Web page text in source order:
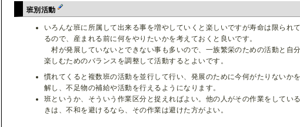
班別活動
いろんな班に所属して出来る事を増やしていくと楽しいですが寿命は限られ
るので、産まれる前に何をやりたいかを考えておくと良いです。
村が発展していないとできない事も多いので、一族繁栄のための活動と自
楽しむためのバランスを調整して活動するとよいです。
慣れてくると複数班の活動を並行して行い、発展のために今何がたりないか
解し、不足物の補給や活動を行えるようになります。
班というか、そういう作業区分と捉えればよい。他の人がその作業をしてい
きは、不和を避けるなら、その作業は避けた方がよい。